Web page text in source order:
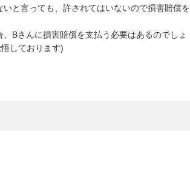
と言っても、許されてはいないので損害賠償を
Bさんに損害賠償を支払う必要はあるのでしょ
しております)